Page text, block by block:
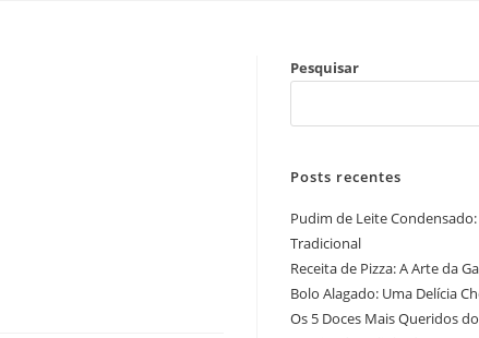
Pesquisar
Posts recentes
Pudim de Leite
Tradicional
Receita de Pizza: A Arte da
Bolo Alagado: Uma Delícia
Os 5 Doces Mais Queridos